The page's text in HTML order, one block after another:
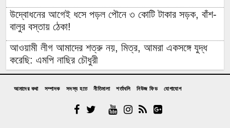
উদ্বোধনের আগেই ধসে পড়ল পৌনে ৩ কোটি টাকার সড়ক, বাঁশ-
বালুর বস্তায় ঠেকা!
আওয়ামী লীগ আমাদের শত্রু নয়, মিত্র, আমরা একসঙ্গে যুদ্ধ
করেছি: এমপি নাছির চৌধুরী
মেরেছি’: প্রকাশ্যে এনসিপি নেতার স্বীকারোক্তি
রিয়ালের সঙ্গে আরও ছয় বছরের চুক্তি বাড়ালেন ভিনিসিউস
আমাদের কথা সম্পাদক সদস্য হতে নীতিমালা শর্তাবলি নিউজ ফিড যোগাযোগ